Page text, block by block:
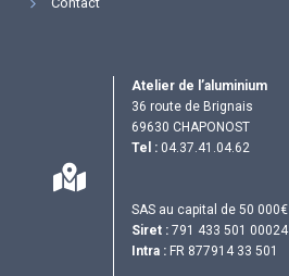
Atelier de l’aluminium
36 route de Brignais
69630 CHAPONOST
Tel : 04.37.41.04.62
SAS au capital de 50 000€
Siret : 791 433 501 00024
Intra : FR 877914 33 501